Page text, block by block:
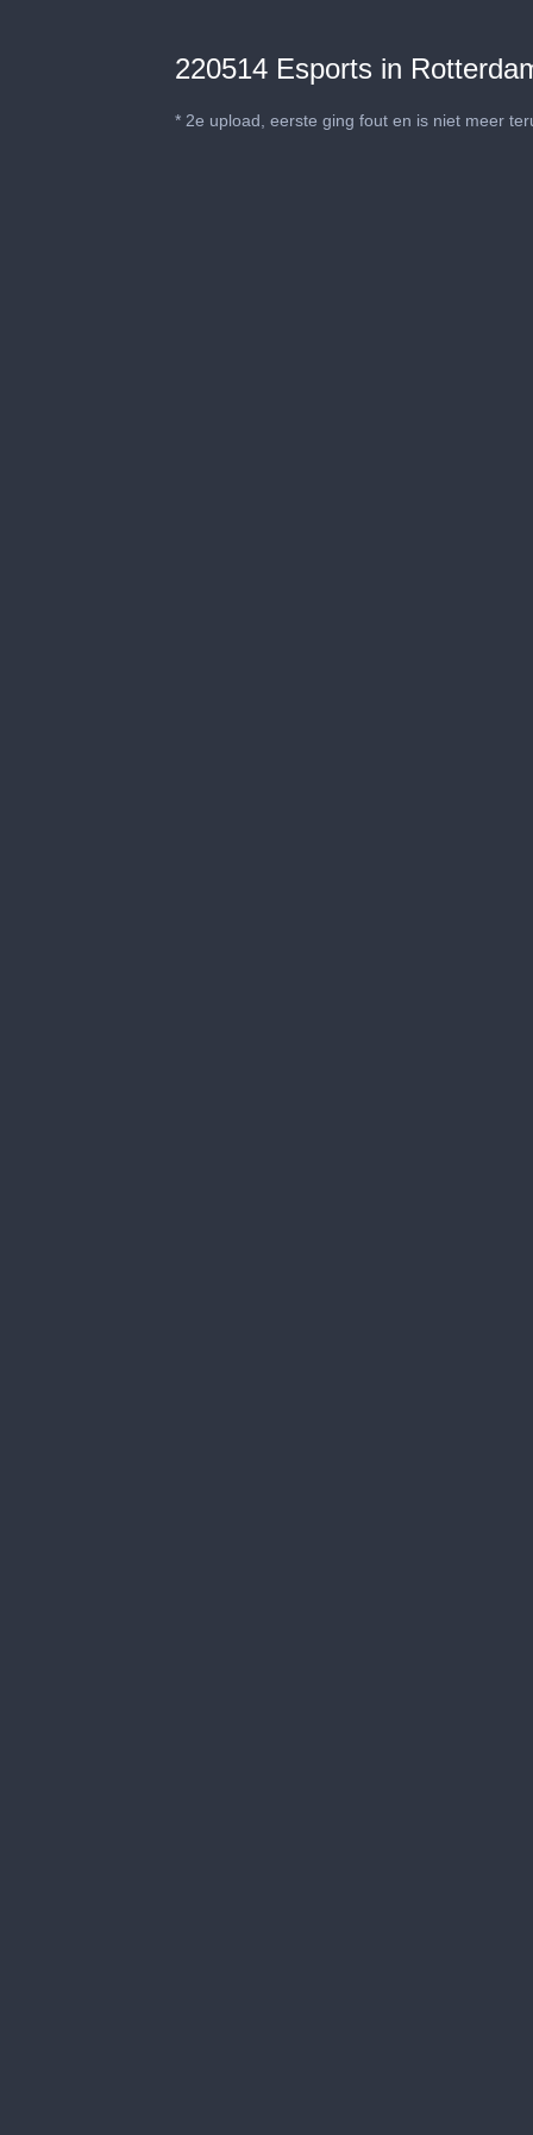
220514 Esports in
* 2e upload, eerste ging fout en is niet meer